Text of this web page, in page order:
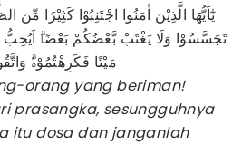
تَجَسَّسُوْا وَلَا يَغْتَبْ بَّعْضُكُمْ بَعْضًاۗ اَيُحِبُّ
مَيْتًا فَكَرِهْتُمُوْهُۗ
orang yang beriman!
prasangka, sesungguhnya
itu dosa dan janganlah